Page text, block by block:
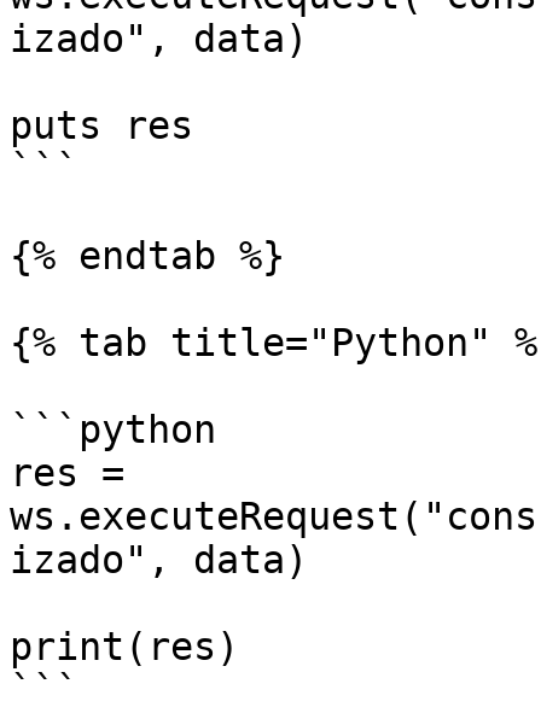
izado", data)
puts res
```
{% endtab %}
{% tab title="Python"
```python
res =
izado", data)
print(res)
```